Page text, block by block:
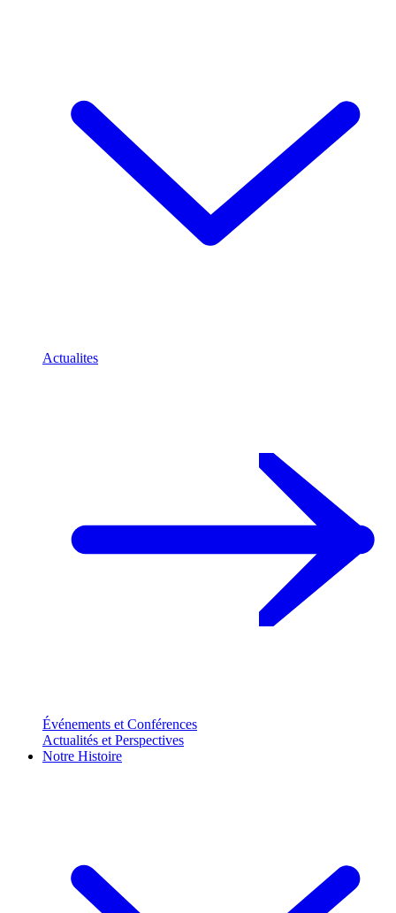
Actualites
Événements et Conférences
Actualités et Perspectives
Notre Histoire